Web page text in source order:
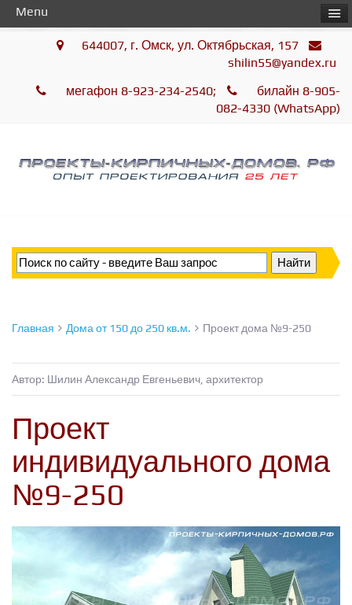
644007, г. Омск, ул. Октябрьская, 157
shilin55@yandex.ru
мегафон 8-923-234-2540;
билайн 8-905-
082-4330 (WhatsApp)
Главная Дома от 150 до 250 кв.м. Проект дома №9-250
Автор: Шилин Александр Евгеньевич, архитектор
Проект
индивидуального дома
№9-250
Menu